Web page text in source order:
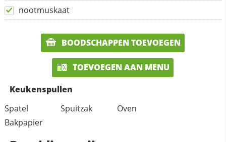
nootmuskaat
BOODSCHAPPEN TOEVOEGEN
TOEVOEGEN AAN MENU
Keukenspullen
Spatel
Spuitzak
Oven
Bakpapier